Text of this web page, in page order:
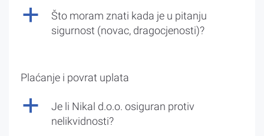
a
Što moram znati kada je u pitanju
sigurnost (novac, dragocjenosti)?
Plaćanje i povrat uplata
a
Je li Nikal d.o.o. osiguran protiv
nelikvidnosti?